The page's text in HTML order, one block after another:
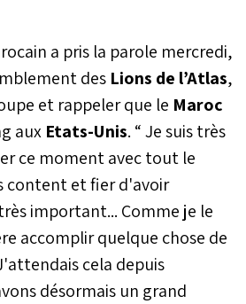
face au Brésil. Les
hommes de Mohamed
complet avec l’arrivée du
champion d’Europe
leur programme par des
séances d’entraînement
intensives afin d’accélérer
l’acclimatation du groupe.
À quelques jours du
dernier test grandeur
dimanche face à la
a pris la parole mercredi,
des Lions de l’Atlas,
et rappeler que le Maroc
aux Etats-Unis. “ Je suis très
ce moment avec tout le
content et fier d'avoir
important... Comme je le
accomplir quelque chose de
cela depuis
désormais un grand